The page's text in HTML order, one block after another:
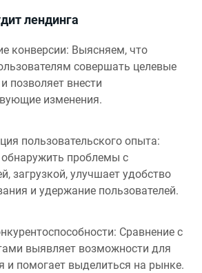
лендинга
конверсии: Выясняем, что
совершать целевые
позволяет внести
изменения.
пользовательского опыта:
обнаружить проблемы с
загрузкой, улучшает удобство
и удержание пользователей.
Сравнение с
выявляет возможности для
и помогает выделиться на рынке.